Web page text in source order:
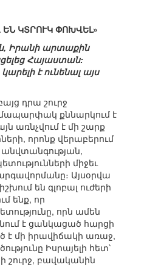
ԿՏՐՈՒԿ ՓՈԽՎԵԼ»
Իրանի արտաքին
Հայաստան:
է ունենալ այս
դրա շուրջ
քննարկում է
առնչվում է մի շարք
որոնք վերաբերում
միջեւ
Այսօրվա
են գլոբալ ուժերի
ենք, որ
որն ամեն
է ցանկացած հարցի
է մի իրավիճակի առաջ,
Իսրայելի հետ՝
շուրջ, բավականին